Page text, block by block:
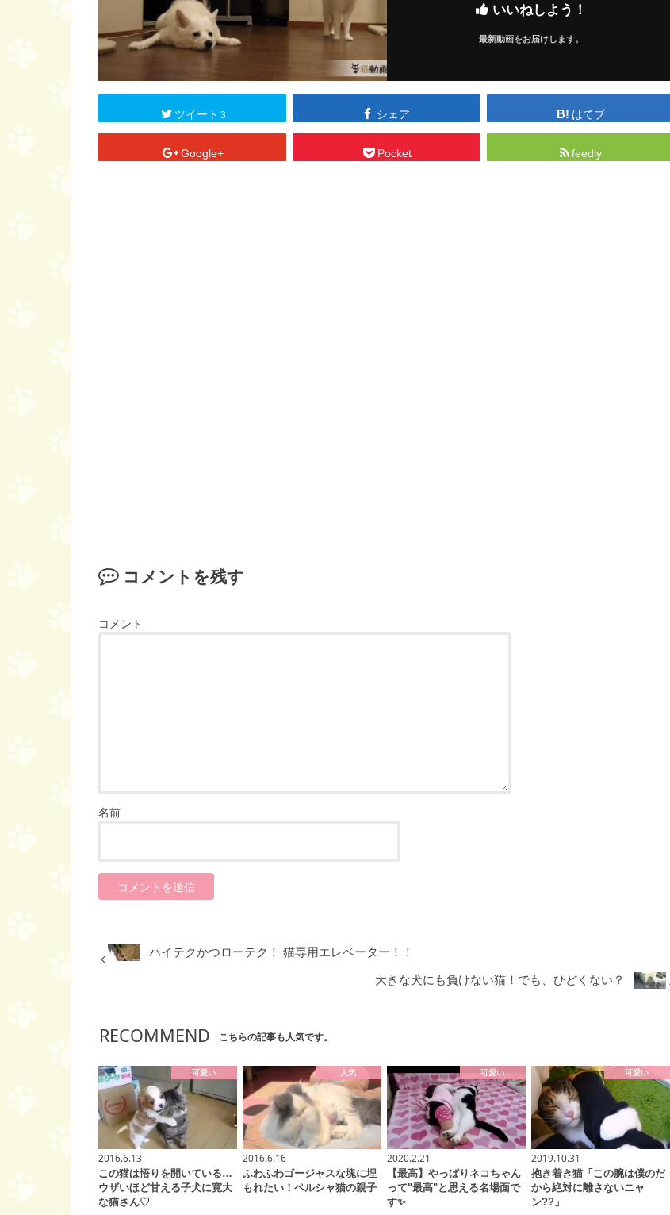
いいねしよう！
最新動画をお届けします。
ツイート 3 シェア はてブ
Google+ Pocket feedly
コメントを残す
コメント
名前
ハイテクかつローテク！ 猫専用エレベーター！！
大きな犬にも負けない猫！でも、ひどくない？
RECOMMEND こちらの記事も人気です。
可愛い
2016.6.13
この猫は悟りを開いている…
ウザいほど甘える子犬に寛大
な猫さん♡
人気
2016.6.16
ふわふわゴージャスな塊に埋
もれたい！ペルシャ猫の親子
可愛い
2020.2.21
【最高】やっぱりネコちゃん
って"最高"と思える名場面で
す✨
可愛い
2019.10.31
抱き着き猫「この腕は僕のだ
から絶対に離さないニャ
ン??」